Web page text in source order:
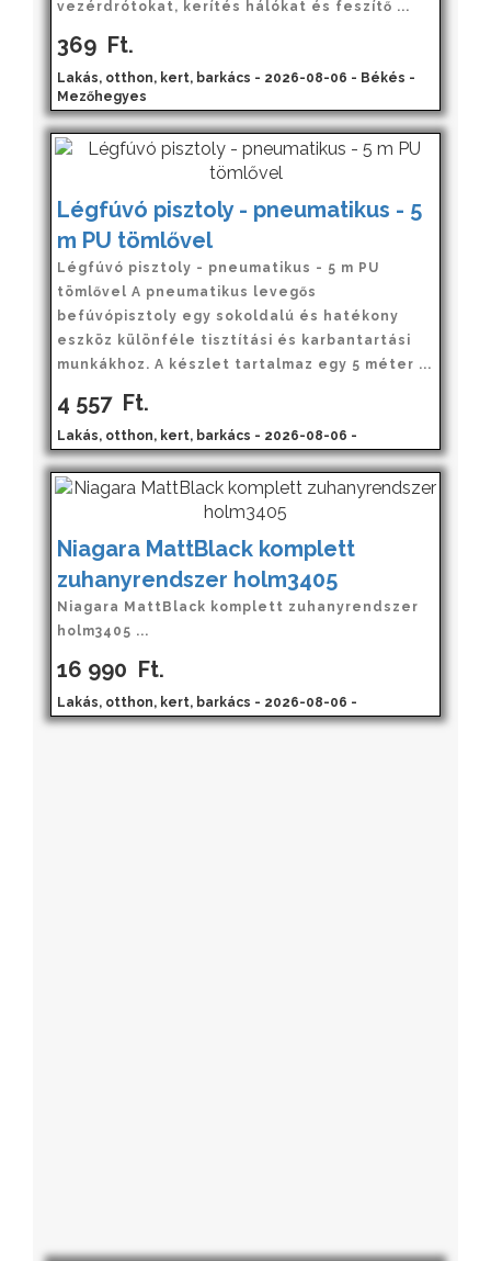
vezérdrótokat, kerítés hálókat és feszítő ...
369 Ft.
Lakás, otthon, kert, barkács - 2026-08-06 - Békés -
Mezőhegyes
Légfúvó pisztoly - pneumatikus - 5
m PU tömlővel
Légfúvó pisztoly - pneumatikus - 5 m PU
tömlővel A pneumatikus levegős
befúvópisztoly egy sokoldalú és hatékony
eszköz különféle tisztítási és karbantartási
munkákhoz. A készlet tartalmaz egy 5 méter ...
4 557 Ft.
Lakás, otthon, kert, barkács - 2026-08-06 -
Niagara MattBlack komplett
zuhanyrendszer holm3405
Niagara MattBlack komplett zuhanyrendszer
holm3405 ...
16 990 Ft.
Lakás, otthon, kert, barkács - 2026-08-06 -